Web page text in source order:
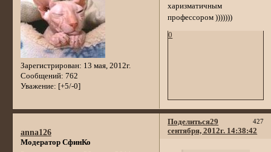
Зарегистрирован: 13 мая, 2012г.
Сообщений: 762
Уважение: [+5/-0]
харизматичным
профессором )))))))
0
Поделиться 427
29
сентября, 2012г. 14:38:42
anna126
Модератор СфинКо